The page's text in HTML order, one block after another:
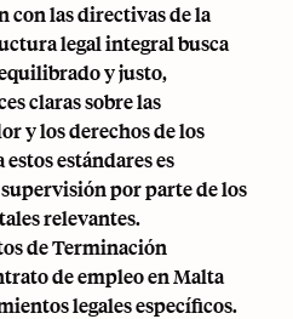
con las directivas de la
legal integral busca
y justo,
claras sobre las
y los derechos de los
estándares es
por parte de los
relevantes.
de Terminación
de empleo en Malta
legales específicos.